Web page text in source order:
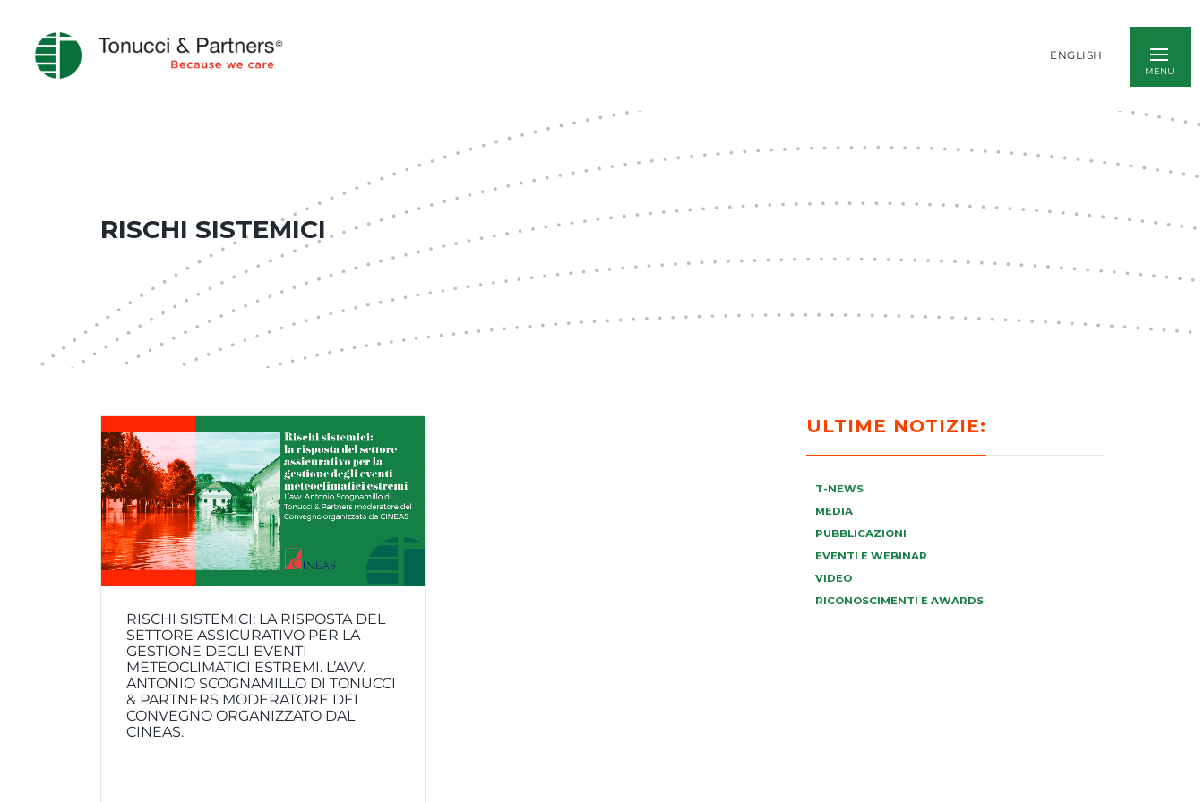
ENGLISH
RISCHI SISTEMICI
RISCHI SISTEMICI: LA RISPOSTA DEL
SETTORE ASSICURATIVO PER LA
GESTIONE DEGLI EVENTI
METEOCLIMATICI ESTREMI. L’AVV.
ANTONIO SCOGNAMILLO DI TONUCCI
& PARTNERS MODERATORE DEL
CONVEGNO ORGANIZZATO DAL
CINEAS.
ULTIME NOTIZIE:
T-NEWS
MEDIA
PUBBLICAZIONI
EVENTI E WEBINAR
VIDEO
RICONOSCIMENTI E AWARDS